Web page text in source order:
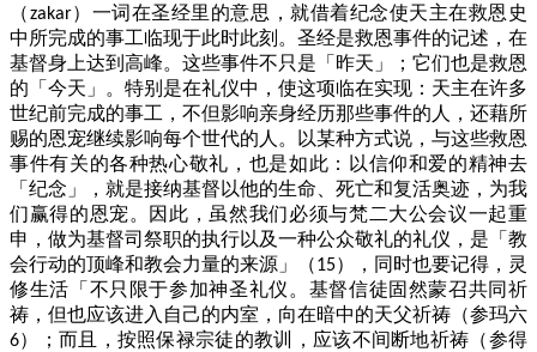
（zakar）一词在圣经里的意思，就借着纪念使天主在救恩史
中所完成的事工临现于此时此刻。圣经是救恩事件的记述，在
基督身上达到高峰。这些事件不只是「昨天」；它们也是救恩
的「今天」。特别是在礼仪中，使这项临在实现：天主在许多
世纪前完成的事工，不但影响亲身经历那些事件的人，还藉所
赐的恩宠继续影响每个世代的人。以某种方式说，与这些救恩
事件有关的各种热心敬礼，也是如此：以信仰和爱的精神去
「纪念」，就是接纳基督以他的生命、死亡和复活奥迹，为我
们赢得的恩宠。因此，虽然我们必须与梵二大公会议一起重
申，做为基督司祭职的执行以及一种公众敬礼的礼仪，是「教
会行动的顶峰和教会力量的来源」（15），同时也要记得，灵
修生活「不只限于参加神圣礼仪。基督信徒固然蒙召共同祈
祷，但也应该进入自己的内室，向在暗中的天父祈祷（参玛六
6）；而且，按照保禄宗徒的教训，应该不间断地祈祷（参得